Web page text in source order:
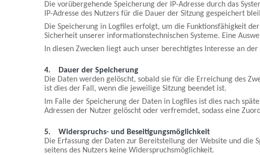
Die vorübergehende Speicherung der IP-Adresse durch das
IP-Adresse des Nutzers für die Dauer der Sitzung gespeichert
Die Speicherung in Logfiles erfolgt, um die Funktionsfähigkeit
Sicherheit unserer informationstechnischen Systeme. Eine
In diesen Zwecken liegt auch unser berechtigtes Interesse an
4.
Dauer der Speicherung
Die Daten werden gelöscht, sobald sie für die Erreichung des
ist dies der Fall, wenn die jeweilige Sitzung beendet ist.
Im Falle der Speicherung der Daten in Logfiles ist dies nach
Adressen der Nutzer gelöscht oder verfremdet, sodass eine
5.
Widerspruchs- und Beseitigungsmöglichkeit
Die Erfassung der Daten zur Bereitstellung der Website und
seitens des Nutzers keine Widerspruchsmöglichkeit.